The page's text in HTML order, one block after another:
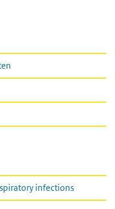
infections